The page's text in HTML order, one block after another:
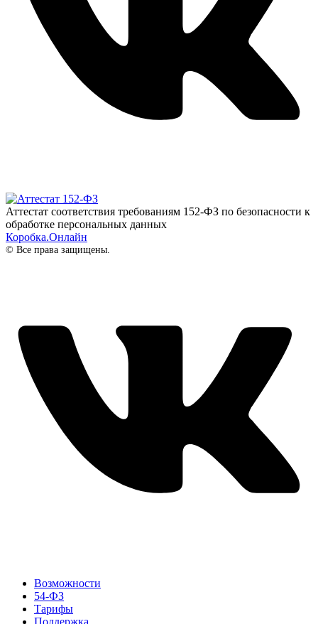
Аттестат соответствия требованиям 152-ФЗ по безопасности к
обработке персональных данных
Коробка.Онлайн
© Все права защищены.
Возможности
54-ФЗ
Тарифы
Поддержка